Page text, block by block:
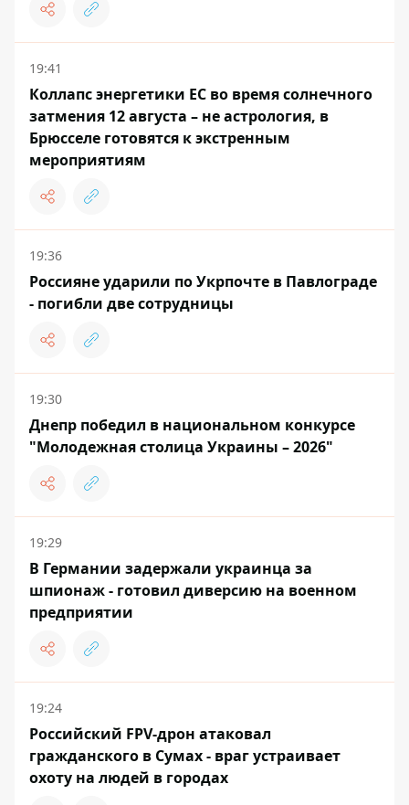
19:41
Коллапс энергетики ЕС во время солнечного
затмения 12 августа – не астрология, в
Брюсселе готовятся к экстренным
мероприятиям
19:36
Россияне ударили по Укрпочте в Павлограде
- погибли две сотрудницы
19:30
Днепр победил в национальном конкурсе
"Молодежная столица Украины – 2026"
19:29
В Германии задержали украинца за
шпионаж - готовил диверсию на военном
предприятии
19:24
Российский FPV-дрон атаковал
гражданского в Сумах - враг устраивает
охоту на людей в городах